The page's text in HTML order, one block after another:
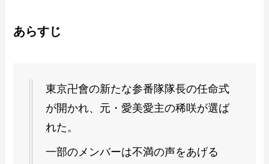
あらすじ
東京卍會の新たな参番隊隊長の任命式
が開かれ、元・愛美愛主の稀咲が選ば
れた。
一部のメンバーは不満の声をあげる